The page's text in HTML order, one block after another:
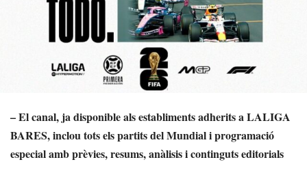
– El canal, ja disponible als establiments adherits a LALIGA
BARES, inclou tots els partits del Mundial i programació
especial amb prèvies, resums, anàlisis i continguts editorials